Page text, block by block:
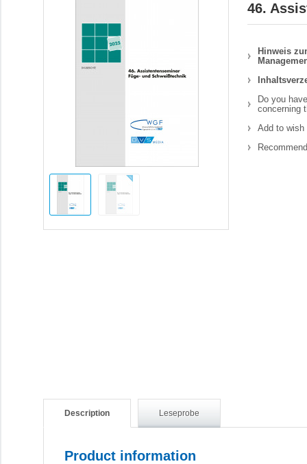
46.
Hinweis
Do you
concerning
Add to wish
Description Leseprobe
Product information